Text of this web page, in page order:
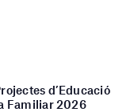
d’Educació
Familiar 2026